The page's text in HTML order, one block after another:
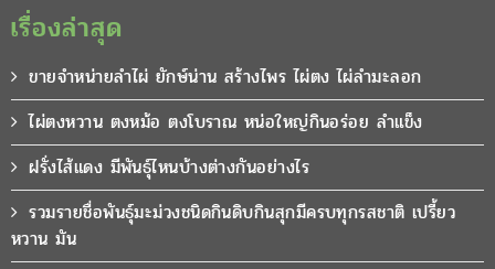
เรื่องล่าสุด
ขายจำหน่ายลำไผ่ ยักษ์น่าน สร้างไพร ไผ่ตง ไผ่ลำมะลอก
ไผ่ตงหวาน ตงหม้อ ตงโบราณ หน่อใหญ่กินอร่อย ลำแข็ง
ฝรั่งไส้แดง มีพันธุ์ไหนบ้างต่างกันอย่างไร
รวมรายชื่อพันธุ์มะม่วงชนิดกินดิบกินสุกมีครบทุกรสชาติ เปรี้ยว
หวาน มัน